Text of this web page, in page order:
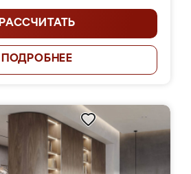
РАССЧИТАТЬ
ПОДРОБНЕЕ